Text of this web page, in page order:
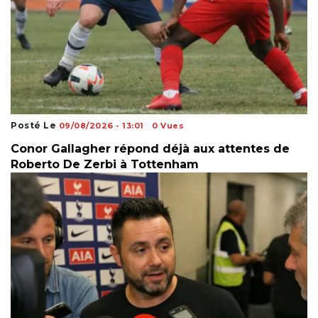
Posté Le 09/08/2026 - 13:01 0 Vues
Conor Gallagher répond déjà aux attentes de
Roberto De Zerbi à Tottenham